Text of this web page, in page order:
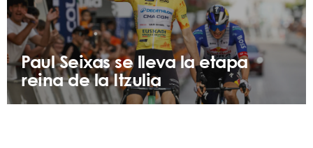
Paul Seixas se lleva la etapa
reina de la Itzulia